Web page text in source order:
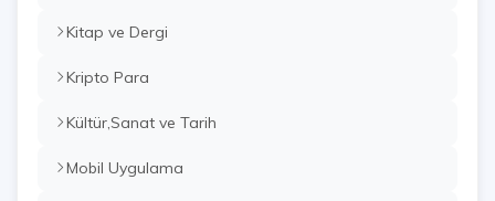
Kitap ve Dergi
Kripto Para
Kültür,Sanat ve Tarih
Mobil Uygulama